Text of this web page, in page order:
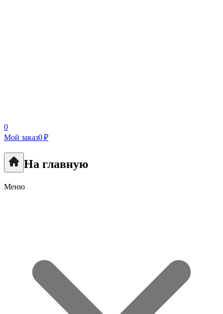
0
Мой заказ0 ₽
На главную
Меню